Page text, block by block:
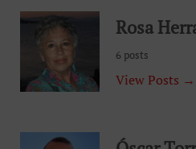
Rosa
6 posts
View Posts →